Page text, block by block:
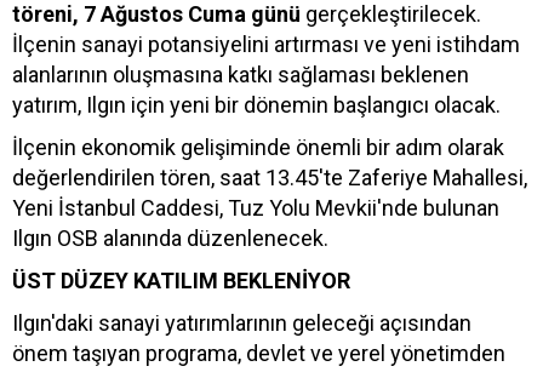
töreni, 7 Ağustos Cuma günü gerçekleştirilecek.
İlçenin sanayi potansiyelini artırması ve yeni istihdam
alanlarının oluşmasına katkı sağlaması beklenen
yatırım, Ilgın için yeni bir dönemin başlangıcı olacak.
İlçenin ekonomik gelişiminde önemli bir adım olarak
değerlendirilen tören, saat 13.45'te Zaferiye Mahallesi,
Yeni İstanbul Caddesi, Tuz Yolu Mevkii'nde bulunan
Ilgın OSB alanında düzenlenecek.
ÜST DÜZEY KATILIM BEKLENİYOR
Ilgın'daki sanayi yatırımlarının geleceği açısından
önem taşıyan programa, devlet ve yerel yönetimden